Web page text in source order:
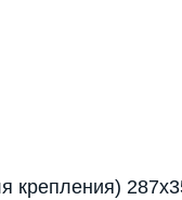
крепления)